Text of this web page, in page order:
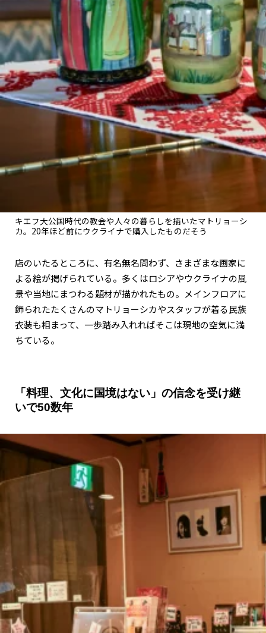
キエフ大公国時代の教会や人々の暮らしを描いたマトリョーシ
カ。20年ほど前にウクライナで購入したものだそう
店のいたるところに、有名無名問わず、さまざまな画家に
よる絵が掲げられている。多くはロシアやウクライナの風
景や当地にまつわる題材が描かれたもの。メインフロアに
飾られたたくさんのマトリョーシカやスタッフが着る民族
衣装も相まって、一歩踏み入れればそこは現地の空気に満
ちている。
「料理、文化に国境はない」の信念を受け継
いで50数年